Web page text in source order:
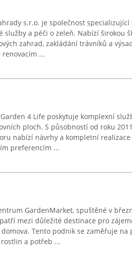
s.r.o. je společnost
služby a péči o zeleň. Nabízí širokou
zahrad, zakládání trávníků a
...
4 Life poskytuje komplexní
ploch. S působností od roku
nabízí návrhy a kompletní
preferencím ...
GardenMarket, spuštěné v
mezi důležité destinace pro
Tento podnik se zaměřuje na
a potřeb ...